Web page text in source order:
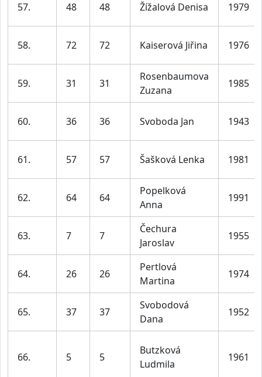
57. 48 48 Žížalová Denisa 1979
58. 72 72 Kaiserová Jiřina 1976
59. 31 31
Rosenbaumova
Zuzana
1985
60. 36 36 Svoboda Jan 1943
61. 57 57 Šašková Lenka 1981
62. 64 64
Popelková
Anna
1991
63. 7 7
Čechura
Jaroslav
1955
64. 26 26
Pertlová
Martina
1974
65. 37 37
Svobodová
Dana
1952
66. 5 5
Butzková
Ludmila
1961